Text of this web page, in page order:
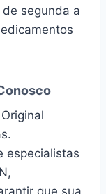
segunda a
especialistas
que sua